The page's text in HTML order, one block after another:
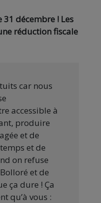
décembre ! Les
réduction fiscale
car nous
accessible à
produire
et de
et de
on refuse
et de
ça dure ! Ça
qu’à vous :